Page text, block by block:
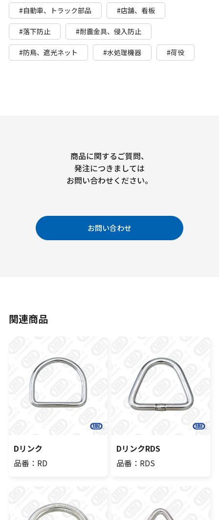
#自動車、トラック部品 #店舗、看板
#落下防止 #耐震金具、侵入防止
#防鳥、遮光ネット #水処理機器 #荷役
商品に関するご質問、
発注につきましては
お問い合わせください。
お問い合わせ
関連商品
Dリンク
品番：RD
DリンクRDS
品番：RDS